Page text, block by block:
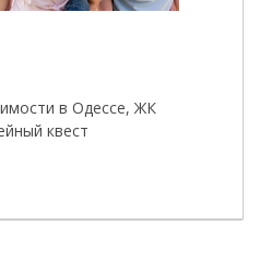
в Одессе, ЖК
квест